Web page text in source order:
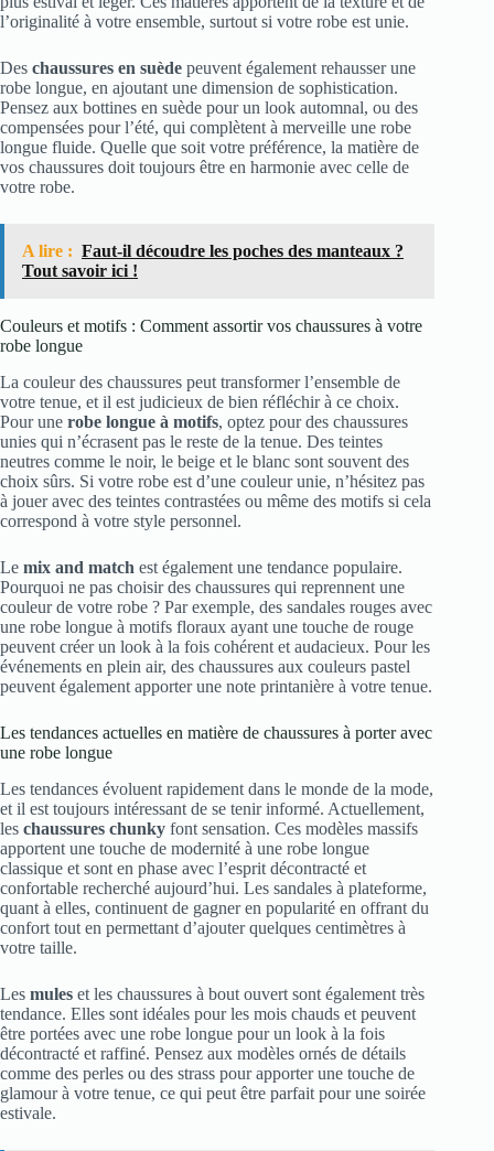
l’originalité à votre ensemble, surtout si votre robe est unie.
Des chaussures en suède peuvent également rehausser une
robe longue, en ajoutant une dimension de sophistication.
Pensez aux bottines en suède pour un look automnal, ou des
compensées pour l’été, qui complètent à merveille une robe
longue fluide. Quelle que soit votre préférence, la matière de
vos chaussures doit toujours être en harmonie avec celle de
votre robe.
A lire : Faut-il découdre les poches des manteaux ?
Tout savoir ici !
Couleurs et motifs : Comment assortir vos chaussures à votre
robe longue
La couleur des chaussures peut transformer l’ensemble de
votre tenue, et il est judicieux de bien réfléchir à ce choix.
Pour une robe longue à motifs, optez pour des chaussures
unies qui n’écrasent pas le reste de la tenue. Des teintes
neutres comme le noir, le beige et le blanc sont souvent des
choix sûrs. Si votre robe est d’une couleur unie, n’hésitez pas
à jouer avec des teintes contrastées ou même des motifs si cela
correspond à votre style personnel.
Le mix and match est également une tendance populaire.
Pourquoi ne pas choisir des chaussures qui reprennent une
couleur de votre robe ? Par exemple, des sandales rouges avec
une robe longue à motifs floraux ayant une touche de rouge
peuvent créer un look à la fois cohérent et audacieux. Pour les
événements en plein air, des chaussures aux couleurs pastel
peuvent également apporter une note printanière à votre tenue.
Les tendances actuelles en matière de chaussures à porter avec
une robe longue
Les tendances évoluent rapidement dans le monde de la mode,
et il est toujours intéressant de se tenir informé. Actuellement,
les chaussures chunky font sensation. Ces modèles massifs
apportent une touche de modernité à une robe longue
classique et sont en phase avec l’esprit décontracté et
confortable recherché aujourd’hui. Les sandales à plateforme,
quant à elles, continuent de gagner en popularité en offrant du
confort tout en permettant d’ajouter quelques centimètres à
votre taille.
Les mules et les chaussures à bout ouvert sont également très
tendance. Elles sont idéales pour les mois chauds et peuvent
être portées avec une robe longue pour un look à la fois
décontracté et raffiné. Pensez aux modèles ornés de détails
comme des perles ou des strass pour apporter une touche de
glamour à votre tenue, ce qui peut être parfait pour une soirée
estivale.